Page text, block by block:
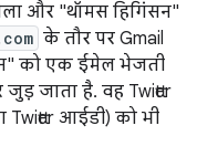
और "थॉमस हिगिंसन"
के तौर पर Gmail
को एक ईमेल भेजती
जाता है. वह Twitter
आईडी) को भी